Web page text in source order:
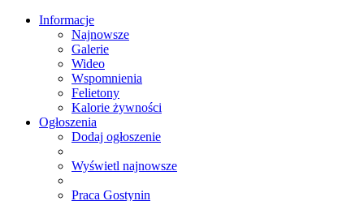
Informacje
Najnowsze
Galerie
Wideo
Wspomnienia
Felietony
Kalorie żywności
Ogłoszenia
Dodaj ogłoszenie
Wyświetl najnowsze
Praca Gostynin